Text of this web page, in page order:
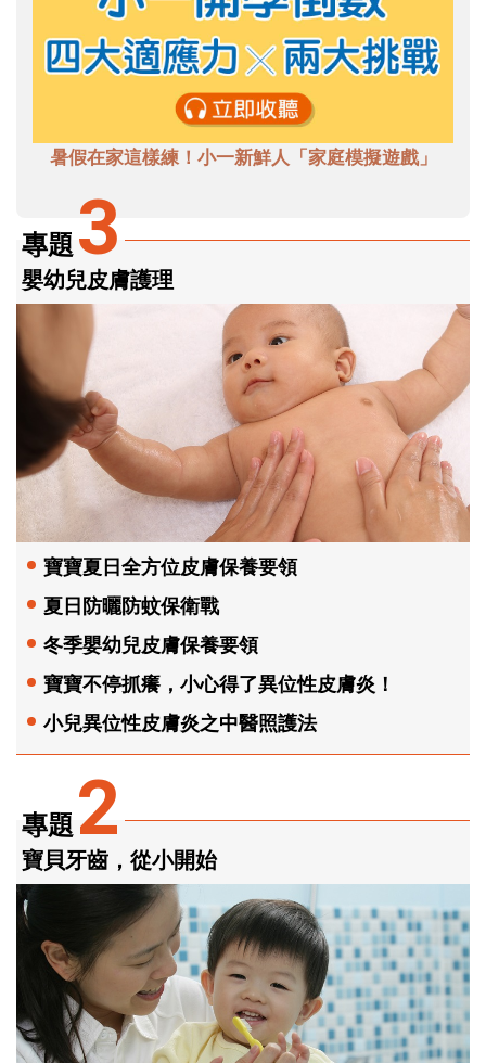
暑假在家這樣練！小一新鮮人「家庭模擬遊戲」
專題2
寶貝牙齒，從小開始
專題3
嬰幼兒皮膚護理
寶寶夏日全方位皮膚保養要領
夏日防曬防蚊保衛戰
冬季嬰幼兒皮膚保養要領
寶寶不停抓癢，小心得了異位性皮膚炎！
小兒異位性皮膚炎之中醫照護法